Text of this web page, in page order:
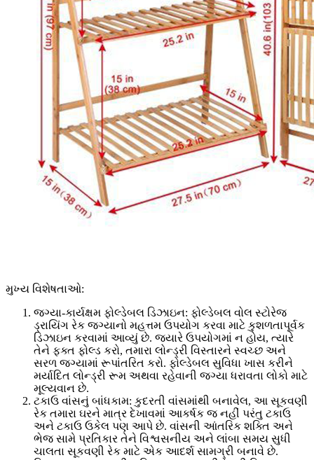
મુખ્ય વિશેષતાઓ:
જગ્યા-કાર્યક્ષમ ફોલ્ડેબલ ડિઝાઇન: ફોલ્ડેબલ વોલ સ્ટોરેજ
ડ્રાયિંગ રેક જગ્યાનો મહત્તમ ઉપયોગ કરવા માટે કુશળતાપૂર્વક
ડિઝાઇન કરવામાં આવ્યું છે. જ્યારે ઉપયોગમાં ન હોય, ત્યારે
તેને ફક્ત ફોલ્ડ કરો, તમારા લોન્ડ્રી વિસ્તારને સ્વચ્છ અને
સરળ જગ્યામાં રૂપાંતરિત કરો. ફોલ્ડેબલ સુવિધા ખાસ કરીને
મર્યાદિત લોન્ડ્રી રૂમ અથવા રહેવાની જગ્યા ધરાવતા લોકો માટે
મૂલ્યવાન છે.
ટકાઉ વાંસનું બાંધકામ: કુદરતી વાંસમાંથી બનાવેલ, આ સૂકવણી
રેક તમારા ઘરને માત્ર દેખાવમાં આકર્ષક જ નહીં પરંતુ ટકાઉ
અને ટકાઉ ઉકેલ પણ આપે છે. વાંસની આંતરિક શક્તિ અને
ભેજ સામે પ્રતિકાર તેને વિશ્વસનીય અને લાંબા સમય સુધી
ચાલતા સૂકવણી રેક માટે એક આદર્શ સામગ્રી બનાવે છે.